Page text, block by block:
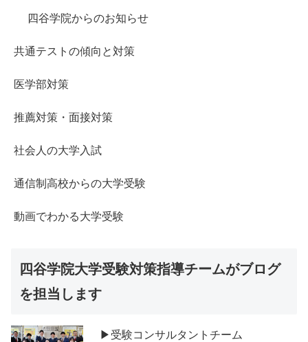
四谷学院からのお知らせ
共通テストの傾向と対策
医学部対策
推薦対策・面接対策
社会人の大学入試
通信制高校からの大学受験
動画でわかる大学受験
四谷学院大学受験対策指導チームがブログ
を担当します
▶受験コンサルタントチーム